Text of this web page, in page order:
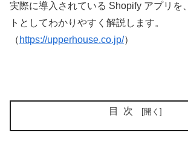
実際に導入されている Shopify アプリを
トとしてわかりやすく解説します。
（ https://upperhouse.co.jp/）
目次